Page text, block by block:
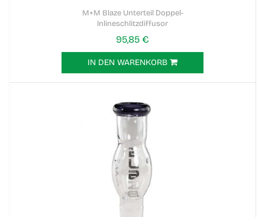
M+M Blaze Unterteil Doppel-
Inlineschlitzdiffusor
95,85 €
IN DEN WARENKORB